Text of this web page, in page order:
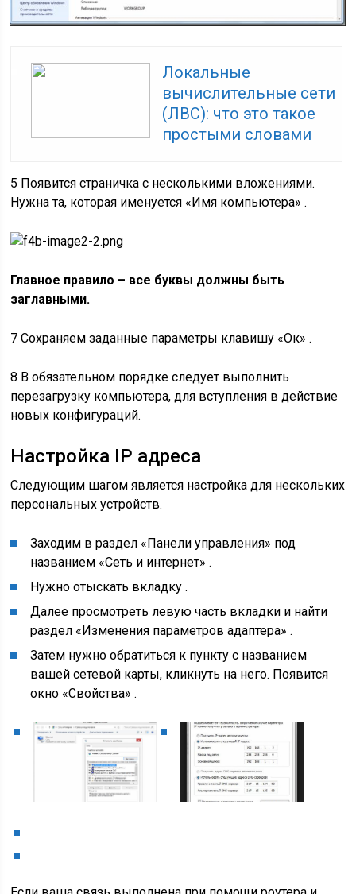
Локальные
вычислительные сети
(ЛВС): что это такое
простыми словами
5 Появится страничка с несколькими вложениями.
Нужна та, которая именуется «Имя компьютера».
Главное правило – все буквы должны быть
заглавными.
7 Сохраняем заданные параметры клавишу «Ок» .
8 В обязательном порядке следует выполнить
перезагрузку компьютера, для вступления в действие
новых конфигураций.
Настройка IP адреса
Следующим шагом является настройка для нескольких
персональных устройств.
Заходим в раздел «Панели управления» под
названием «Сеть и интернет».
Нужно отыскать вкладку .
Далее просмотреть левую часть вкладки и найти
раздел «Изменения параметров адаптера».
Затем нужно обратиться к пункту с названием
вашей сетевой карты, кликнуть на него. Появится
окно «Свойства» .